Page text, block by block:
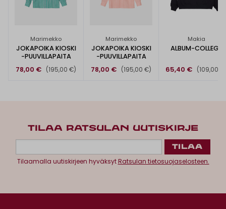
Marimekko
JOKAPOIKA KIOSKI
-PUUVILLAPAITA
78,00 €
(195,00 €)
Marimekko
JOKAPOIKA KIOSKI
-PUUVILLAPAITA
78,00 €
(195,00 €)
Makia
ALBUM-COLLEGE
65,40 € (109,00
TILAA RATSULAN UUTISKIRJE
Tilaamalla uutiskirjeen hyväksytRatsulan tietosuojaselosteen.